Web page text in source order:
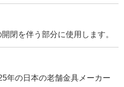
閉を伴う部分に使用します。
年の日本の老舗金具メーカー